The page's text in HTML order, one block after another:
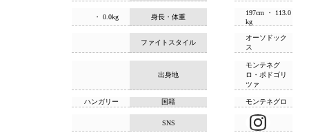
身長・体重
・ 0.0kg
197cm ・ 113.0
kg
ファイトスタイル
オーソドック
ス
出身地
モンテネグ
ロ・ポドゴリ
ツァ
国籍
ハンガリー モンテネグロ
SNS